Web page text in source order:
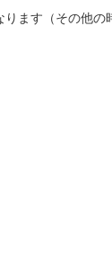
ます（その他の